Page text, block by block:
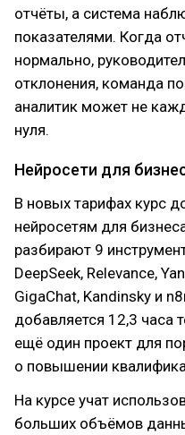
отчёты, а система
показателями. Когда
нормально,
отклонения, команда
аналитик может не
нуля.
Нейросети для
В новых тарифах курс
нейросетям для
разбирают 9
DeepSeek, Relevance,
GigaChat, Kandinsky и
добавляется 12,3 часа
ещё один проект для
о повышении
На курсе учат
больших объёмов